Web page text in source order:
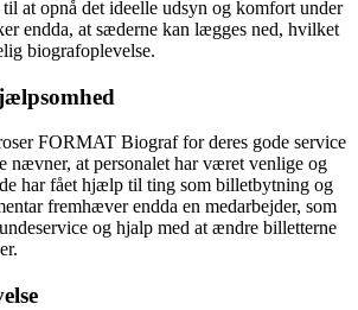
at opnå det ideelle udsyn og komfort under
endda, at sæderne kan lægges ned, hvilket
biografoplevelse.
FORMAT Biograf for deres gode service
nævner, at personalet har været venlige og
har fået hjælp til ting som billetbytning og
fremhæver endda en medarbejder, som
og hjalp med at ændre billetterne